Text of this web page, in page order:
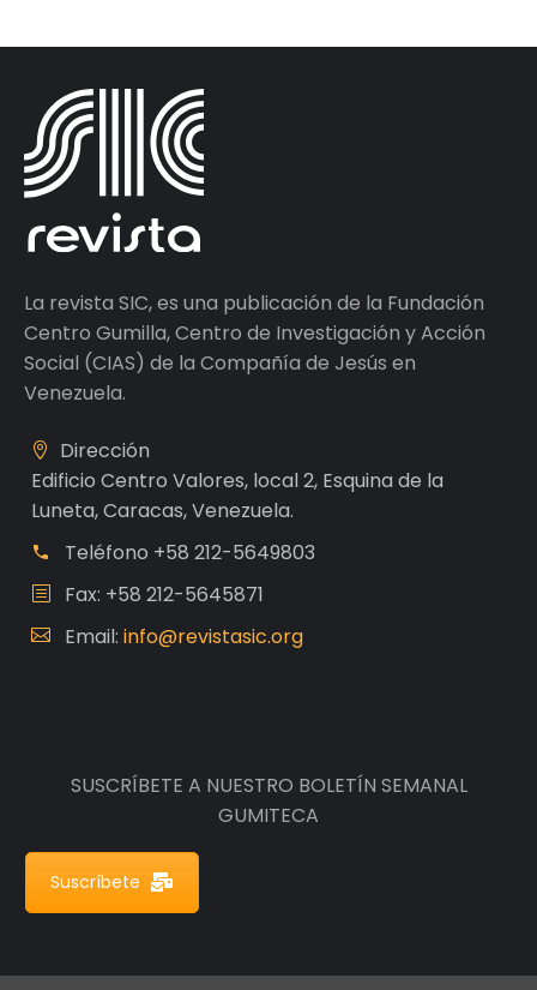
La revista SIC, es una publicación de la Fundación
Centro Gumilla, Centro de Investigación y Acción
Social (CIAS) de la Compañía de Jesús en
Venezuela.
Dirección
Edificio Centro Valores, local 2, Esquina de la
Luneta, Caracas, Venezuela.
Teléfono +58 212-5649803
Fax: +58 212-5645871
Email: info@revistasic.org
SUSCRÍBETE A NUESTRO BOLETÍN SEMANAL
GUMITECA
Suscríbete